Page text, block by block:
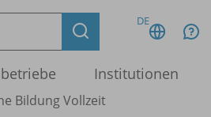
DE
Institutionen
Bildung Vollzeit